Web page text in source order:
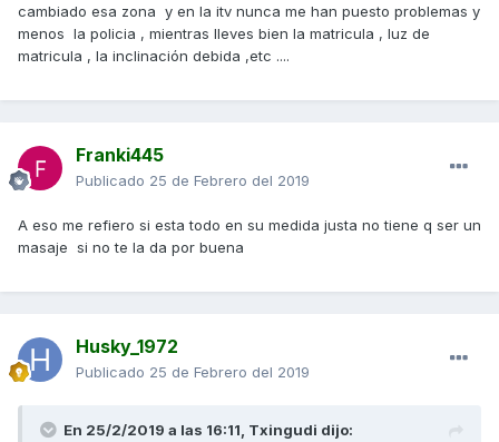
cambiado esa zona y en la itv nunca me han puesto problemas y
menos la policia , mientras lleves bien la matricula , luz de
matricula , la inclinación debida ,etc ....
Franki445
Publicado 25 de Febrero del 2019
A eso me refiero si esta todo en su medida justa no tiene q ser un
masaje si no te la da por buena
Husky_1972
Publicado 25 de Febrero del 2019
En 25/2/2019 a las 16:11, Txingudi dijo: